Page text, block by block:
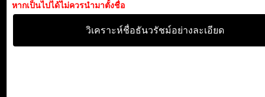
หากเป็นไปได้ไม่ควรนำมาตั้งชื่อ
วิเคราะห์ชื่อธันวรัชม์อย่างละเอียด